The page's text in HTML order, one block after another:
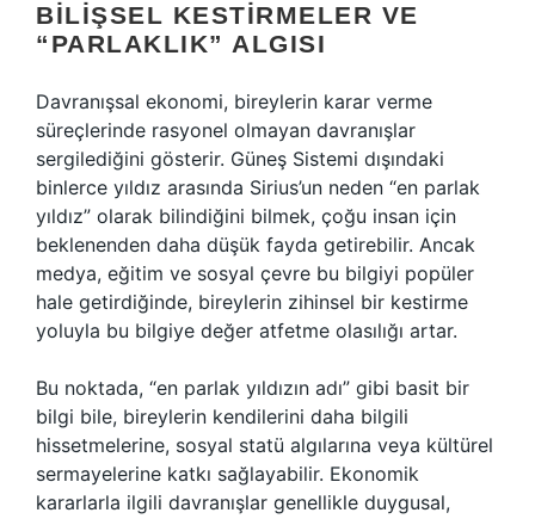
BILIŞSEL KESTIRMELER VE
“PARLAKLIK” ALGISI
Davranışsal ekonomi, bireylerin karar verme
süreçlerinde rasyonel olmayan davranışlar
sergilediğini gösterir. Güneş Sistemi dışındaki
binlerce yıldız arasında Sirius’un neden “en parlak
yıldız” olarak bilindiğini bilmek, çoğu insan için
beklenenden daha düşük fayda getirebilir. Ancak
medya, eğitim ve sosyal çevre bu bilgiyi popüler
hale getirdiğinde, bireylerin zihinsel bir kestirme
yoluyla bu bilgiye değer atfetme olasılığı artar.
Bu noktada, “en parlak yıldızın adı” gibi basit bir
bilgi bile, bireylerin kendilerini daha bilgili
hissetmelerine, sosyal statü algılarına veya kültürel
sermayelerine katkı sağlayabilir. Ekonomik
kararlarla ilgili davranışlar genellikle duygusal,